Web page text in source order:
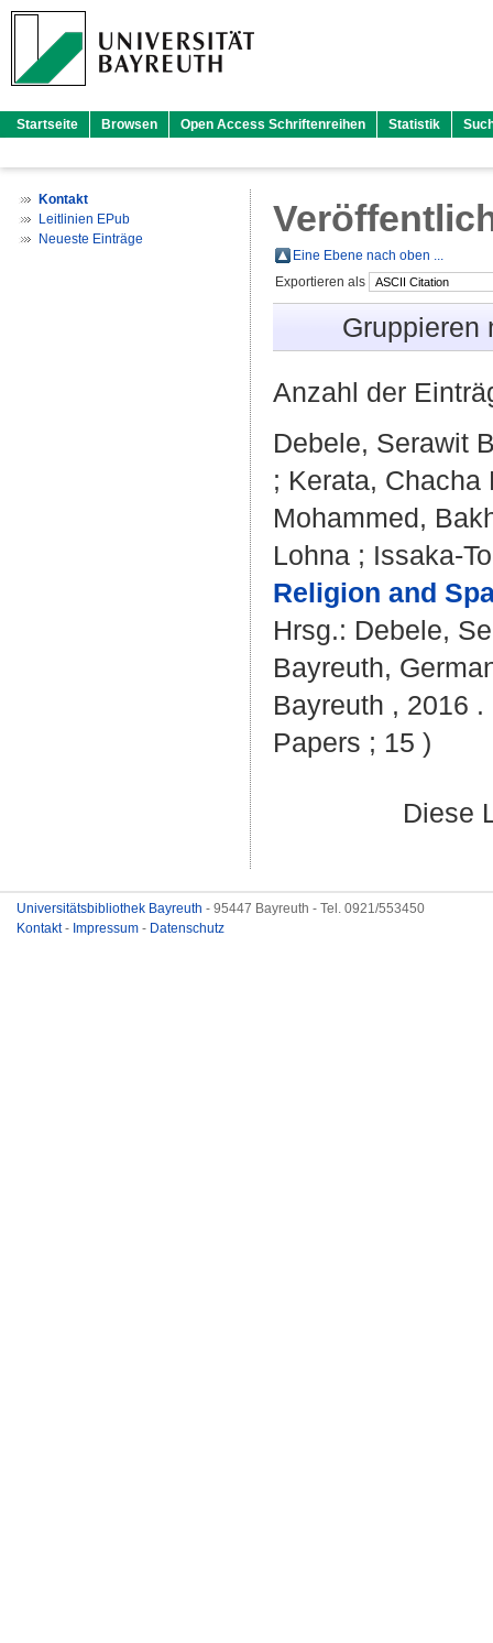
Startseite Browsen Open Access Schriftenreihen Statistik
Kontakt
Leitlinien EPub
Neueste Einträge
Eine Ebene nach oben ...
Exportieren als
Anzahl der
Debele, Serawit
; Kerata, Chacha
Mohammed,
Lohna ; Issaka-
Religion and
Hrsg.: Debele,
Bayreuth,
Bayreuth , 2016
Papers ; 15 )
Diese
Universitätsbibliothek Bayreuth - 95447 Bayreuth - Tel. 0921/553450
Kontakt- Impressum - Datenschutz